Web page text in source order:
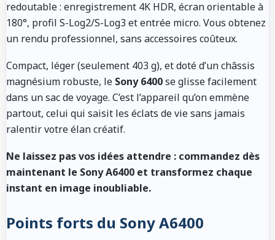
redoutable : enregistrement 4K HDR, écran orientable à
180°, profil S-Log2/S-Log3 et entrée micro. Vous obtenez
un rendu professionnel, sans accessoires coûteux.
Compact, léger (seulement 403 g), et doté d’un châssis
magnésium robuste, le Sony 6400se glisse facilement
dans un sac de voyage. C’est l’appareil qu’on emmène
partout, celui qui saisit les éclats de vie sans jamais
ralentir votre élan créatif.
Ne laissez pas vos idées attendre : commandez dès
maintenant le Sony A6400 et transformez chaque
instant en image inoubliable.
Points forts du Sony A6400